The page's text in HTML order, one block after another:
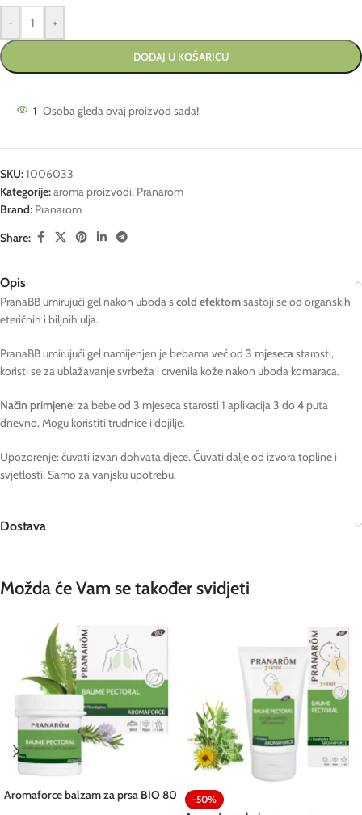
- +
DODAJ U KOŠARICU
1 Osoba gleda ovaj proizvod sada!
SKU:1006033
Kategorije:aroma proizvodi, Pranarom
Brand: Pranarom
Share:
Opis
PranaBB umirujući gel nakon uboda scold efektomsastoji se od organskih
eteričnih i biljnih ulja.
PranaBB umirujući gel namijenjen je bebama već od 3 mjesecastarosti,
koristi se za ublažavanje svrbeža i crvenila kože nakon uboda komaraca.
Način primjene:za bebe od 3 mjeseca starosti 1 aplikacija 3 do 4 puta
dnevno. Mogu koristiti trudnice i dojilje.
Upozorenje: čuvati izvan dohvata djece. Čuvati dalje od izvora topline i
svjetlosti. Samo za vanjsku upotrebu.
Dostava
Možda će Vam se također svidjeti
Aromaforce balzam za prsa BIO 80
-50%